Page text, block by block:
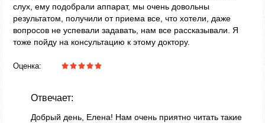
слух, ему подобрали аппарат, мы очень довольны
результатом, получили от приема все, что хотели, даже
вопросов не успевали задавать, нам все рассказывали. Я
тоже пойду на консультацию к этому доктору.
Оценка:
Отвечает:
Добрый день, Елена! Нам очень приятно читать такие